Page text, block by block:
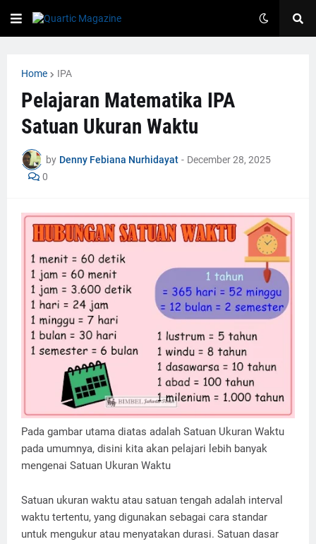
Home IPA
Pelajaran Matematika IPA
Satuan Ukuran Waktu
by Denny Febiana Nurhidayat - December 28, 2025
0
Pada gambar utama diatas adalah Satuan Ukuran Waktu
pada umumnya, disini kita akan pelajari lebih banyak
mengenai Satuan Ukuran Waktu
Satuan ukuran waktu atau satuan tengah adalah interval
waktu tertentu, yang digunakan sebagai cara standar
untuk mengukur atau menyatakan durasi. Satuan dasar